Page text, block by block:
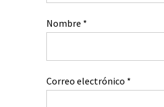
Nombre *
Correo electrónico *